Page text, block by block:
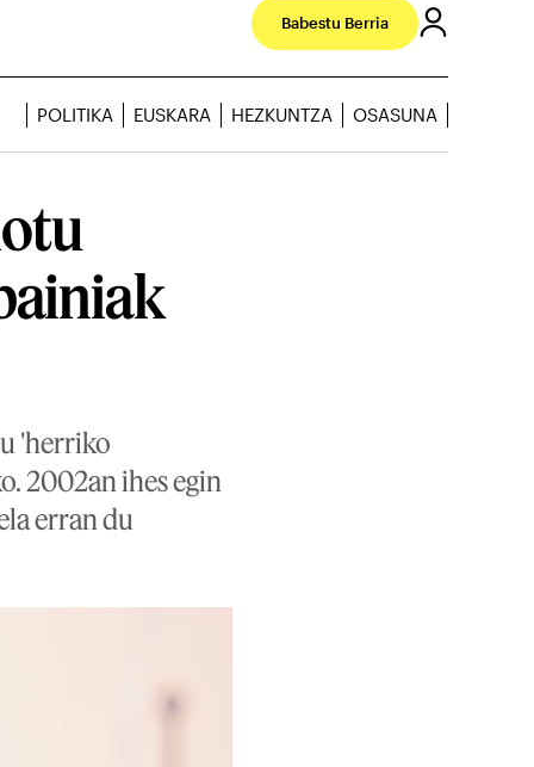
Babestu Berria
POLITIKA EUSKARA HEZKUNTZA OSASUNA
'herriko
2002an ihes egin
erran du